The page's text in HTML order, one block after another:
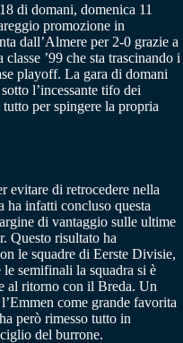
di domani, domenica 11
promozione in
dall’Almere per 2-0 grazie a
classe ’99 che sta trascinando i
playoff. La gara di domani
l’incessante tifo dei
per spingere la propria
evitare di retrocedere nella
ha infatti concluso questa
di vantaggio sulle ultime
Questo risultato ha
le squadre di Eerste Divisie,
semifinali la squadra si è
al ritorno con il Breda. Un
come grande favorita
però rimesso tutto in
del burrone.